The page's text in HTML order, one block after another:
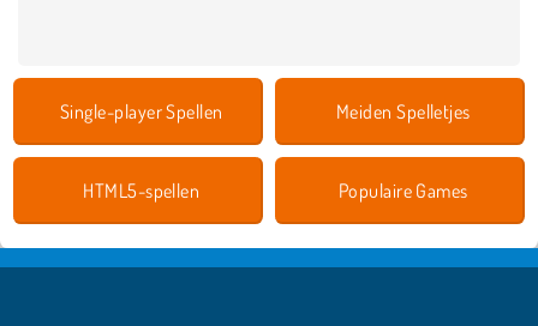
Single-player Spellen Meiden Spelletjes
HTML5-spellen Populaire Games